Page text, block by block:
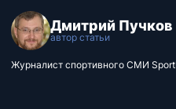
Дмитрий Пучков
автор статьи
Журналист спортивного СМИ